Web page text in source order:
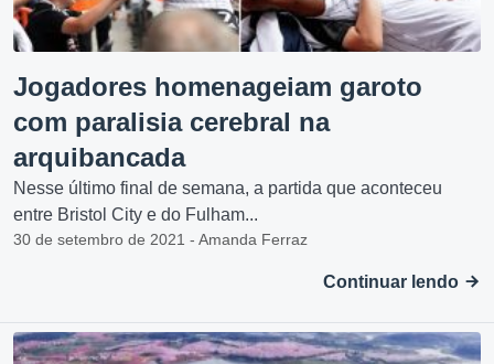
Jogadores homenageiam garoto
com paralisia cerebral na
arquibancada
Nesse último final de semana, a partida que aconteceu
entre Bristol City e do Fulham...
30 de setembro de 2021 - Amanda Ferraz
Continuar lendo